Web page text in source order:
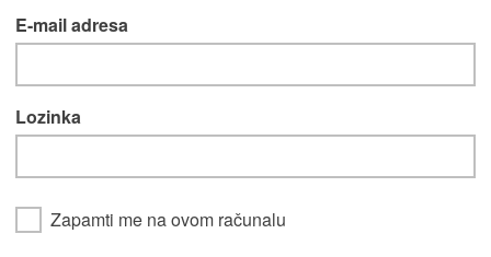
E-mail adresa
Lozinka
Zapamti me na ovom računalu